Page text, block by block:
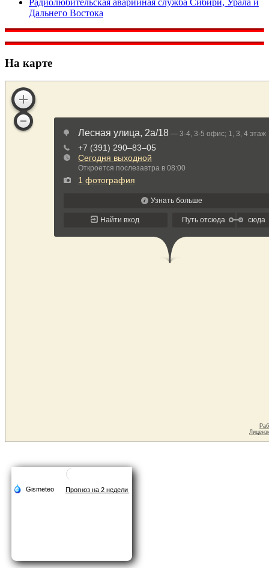
Радиолюбительская аварийная служба Сибири, Урала и
Дальнего Востока
На карте